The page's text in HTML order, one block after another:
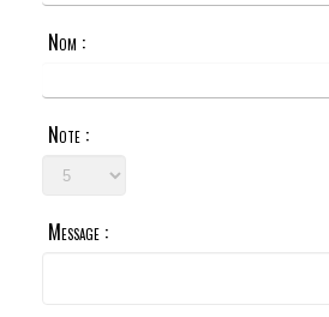
Nom :
Note :
Message :